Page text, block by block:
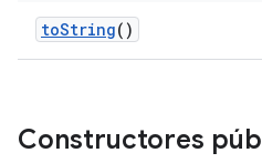
toString()
Constructores